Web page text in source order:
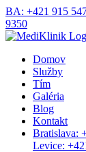
BA: +421 915
9350
Domov
Služby
Tím
Galéria
Blog
Kontakt
Bratislava:
Levice: